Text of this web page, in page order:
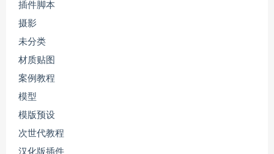
插件脚本
摄影
未分类
材质贴图
案例教程
模型
模版预设
次世代教程
汉化版插件